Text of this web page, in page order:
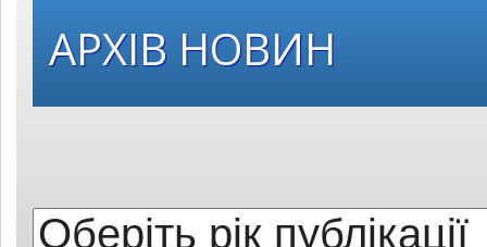
АРХІВ НОВИН
Оберіть
рік
публікації: